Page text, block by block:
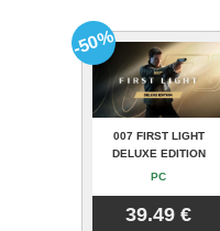
007 FIRST LIGHT
DELUXE EDITION
PC
39.49 €
-50%